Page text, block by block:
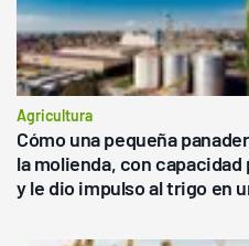
Agricultura
Cómo una pequeña
la molienda, con capacidad
y le dio impulso al trigo en